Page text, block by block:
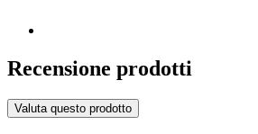
Recensione prodotti
Valuta questo prodotto